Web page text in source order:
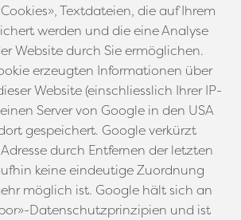
Textdateien, die auf Ihrem
werden und die eine Analyse
Website durch Sie ermöglichen.
erzeugten Informationen über
Website (einschliesslich Ihrer IP-
Server von Google in den USA
gespeichert. Google verkürzt
durch Entfernen der letzten
keine eindeutige Zuordnung
möglich ist. Google hält sich an
Datenschutzprinzipien und ist